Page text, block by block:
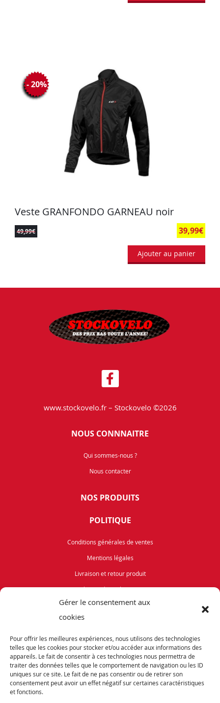
Gérer le consentement aux
cookies
Pour offrir les meilleures expériences, nous utilisons des technologies
telles que les cookies pour stocker et/ou accéder aux informations des
appareils. Le fait de consentir à ces technologies nous permettra de
traiter des données telles que le comportement de navigation ou les ID
uniques sur ce site. Le fait de ne pas consentir ou de retirer son
consentement peut avoir un effet négatif sur certaines caractéristiques
et fonctions.
Veste GRANFONDO GARNEAU noir
49,99€ 39,99€
- 20%
Ajouter au panier
www.stockovelo.fr – Stockovelo ©2026
NOUS CONNNAITRE
Qui sommes-nous ?
Nous contacter
NOS PRODUITS
POLITIQUE
Conditions générales de ventes
Mentions légales
Livraison et retour produit
Politique de cookies (UE)
Occasions
ABONNEZ-VOUS
Recevez notre newsletter et tenez vous informés de nos dernières offres et